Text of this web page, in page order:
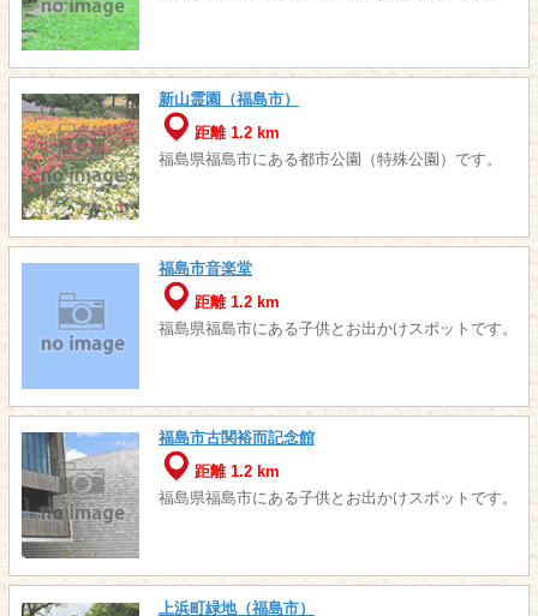
新山霊園（福島市）
距離 1.2 km
福島県福島市にある都市公園（特殊公園）です。
福島市音楽堂
距離 1.2 km
福島県福島市にある子供とお出かけスポットです。
福島市古関裕而記念館
距離 1.2 km
福島県福島市にある子供とお出かけスポットです。
上浜町緑地（福島市）